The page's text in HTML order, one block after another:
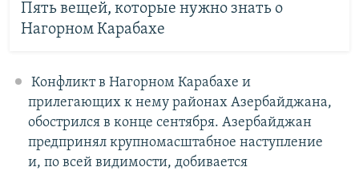
Пять вещей, которые нужно знать о
Нагорном Карабахе
Конфликт в Нагорном Карабахе и
прилегающих к нему районах Азербайджана,
обострился в конце сентября. Азербайджан
предпринял крупномасштабное наступление
и, по всей видимости, добивается